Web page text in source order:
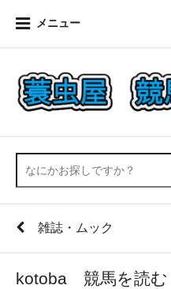
メニュー
雑誌・ムック
kotoba 競馬を読む